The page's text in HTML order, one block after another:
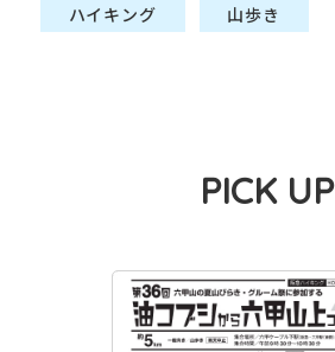
ハイキング 山歩き
PICK UP